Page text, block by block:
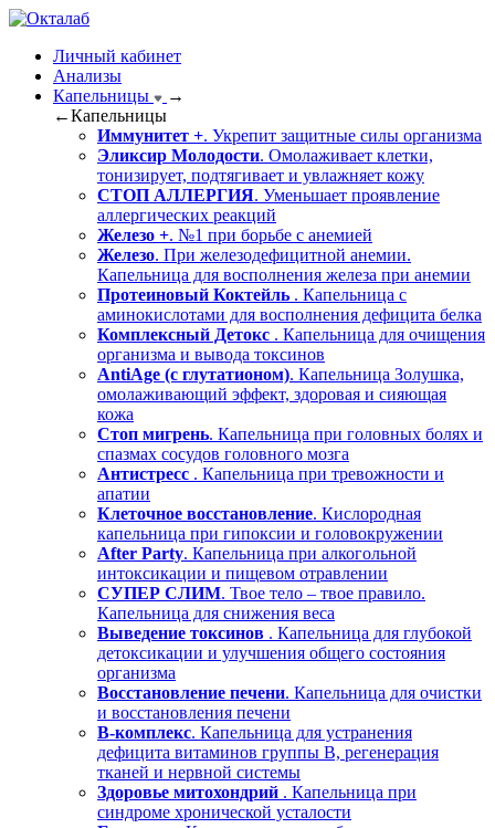
Личный кабинет
Анализы
Капельницы
→
←Капельницы
Иммунитет +. Укрепит защитные силы организма
Эликсир Молодости. Омолаживает клетки,
тонизирует, подтягивает и увлажняет кожу
СТОП АЛЛЕРГИЯ. Уменьшает проявление
аллергических реакций
Железо +. №1 при борьбе с анемией
Железо. При железодефицитной анемии.
Капельница для восполнения железа при анемии
Протеиновый Коктейль . Капельница с
аминокислотами для восполнения дефицита белка
Комплексный Детокс . Капельница для очищения
организма и вывода токсинов
AntiAge (с глутатионом). Капельница Золушка,
омолаживающий эффект, здоровая и сияющая
кожа
Стоп мигрень. Капельница при головных болях и
спазмах сосудов головного мозга
Антистресс . Капельница при тревожности и
апатии
Клеточное восстановление. Кислородная
капельница при гипоксии и головокружении
After Party. Капельница при алкогольной
интоксикации и пищевом отравлении
СУПЕР СЛИМ. Твое тело – твое правило.
Капельница для снижения веса
Выведение токсинов . Капельница для глубокой
детоксикации и улучшения общего состояния
организма
Восстановление печени. Капельница для очистки
и восстановления печени
В-комплекс. Капельница для устранения
дефицита витаминов группы В, регенерация
тканей и нервной системы
Здоровье митохондрий . Капельница при
синдроме хронической усталости